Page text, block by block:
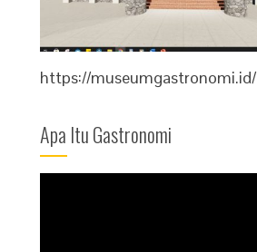
https://museumgastronomi.id/
Apa Itu Gastronomi